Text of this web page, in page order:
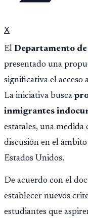
X
El Departamento
presentado una
significativa el acceso
La iniciativa busca
inmigrantes
estatales, una medida
discusión en el
Estados Unidos.
De acuerdo con el
establecer nuevos
estudiantes que